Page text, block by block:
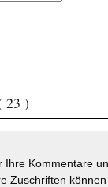
23 )
Ihre Kommentare
Zuschriften